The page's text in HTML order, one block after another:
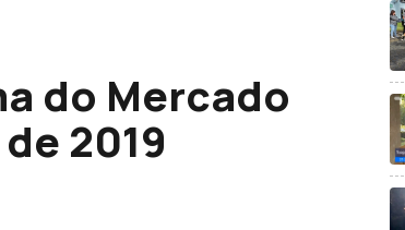
do Mercado
2019